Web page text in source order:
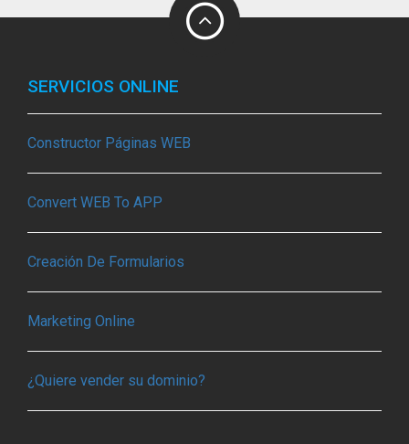
SERVICIOS ONLINE
Constructor Páginas WEB
Convert WEB To APP
Creación De Formularios
Marketing Online
¿Quiere vender su dominio?